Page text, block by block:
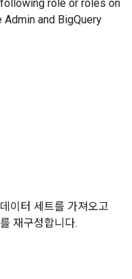
role or roles on
and BigQuery
이터 세트를 가져오고
재구성합니다.